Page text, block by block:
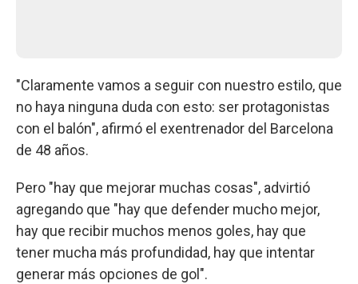
"Claramente vamos a seguir con nuestro estilo, que
no haya ninguna duda con esto: ser protagonistas
con el balón", afirmó el exentrenador del Barcelona
de 48 años.
Pero "hay que mejorar muchas cosas", advirtió
agregando que "hay que defender mucho mejor,
hay que recibir muchos menos goles, hay que
tener mucha más profundidad, hay que intentar
generar más opciones de gol".